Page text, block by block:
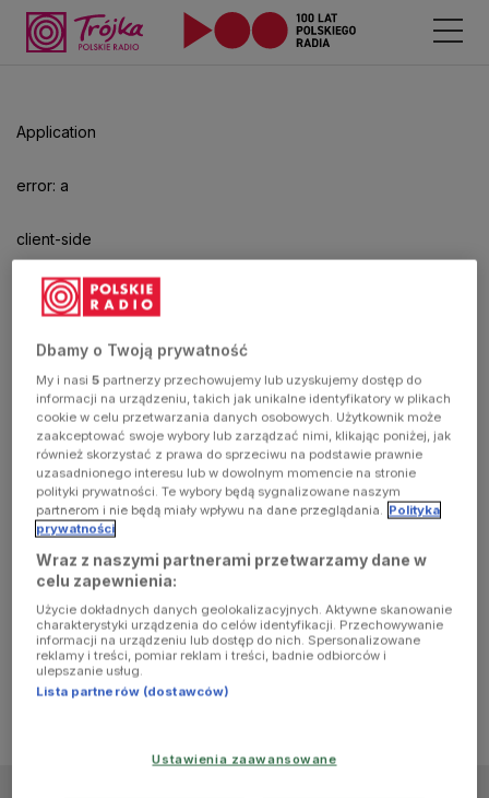
Application
error: a
client-side
exception
has
occurred
(see the
browser
console for
more
information)
Dbamy o Twoją prywatność
My i nasi5 partnerzy przechowujemy lub uzyskujemy dostęp do
informacji na urządzeniu, takich jak unikalne identyfikatory w plikach
cookie w celu przetwarzania danych osobowych. Użytkownik może
zaakceptować swoje wybory lub zarządzać nimi, klikając poniżej, jak
również skorzystać z prawa do sprzeciwu na podstawie prawnie
uzasadnionego interesu lub w dowolnym momencie na stronie
polityki prywatności. Te wybory będą sygnalizowane naszym
partnerom i nie będą miały wpływu na dane przeglądania. Polityka
prywatności
Wraz z naszymi partnerami przetwarzamy dane w
celu zapewnienia:
Użycie dokładnych danych geolokalizacyjnych. Aktywne skanowanie
charakterystyki urządzenia do celów identyfikacji. Przechowywanie
informacji na urządzeniu lub dostęp do nich. Spersonalizowane
reklamy i treści, pomiar reklam i treści, badnie odbiorców i
ulepszanie usług.
Lista partnerów (dostawców)
Ustawienia zaawansowane